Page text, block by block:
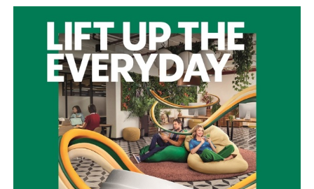
τιμήν της Αγίας Παρασκευής.